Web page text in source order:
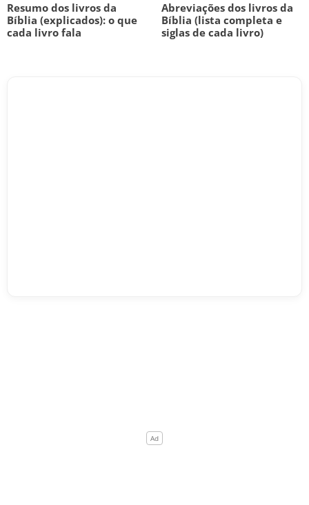
Resumo dos livros da
Bíblia (explicados): o que
cada livro fala
Abreviações dos livros da
Bíblia (lista completa e
siglas de cada livro)